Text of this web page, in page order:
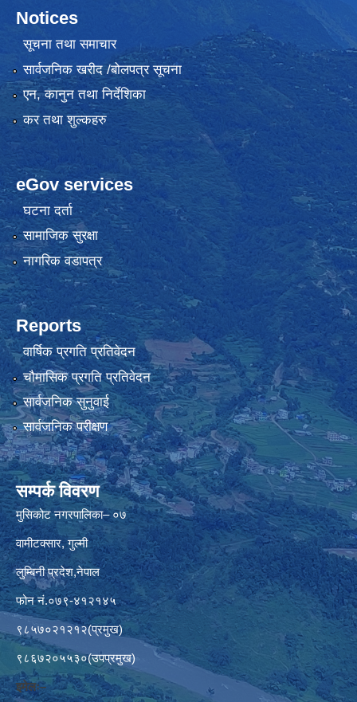
Notices
सूचना तथा समाचार
सार्वजनिक खरीद /बोलपत्र सूचना
एन, कानुन तथा निर्देशिका
कर तथा शुल्कहरु
eGov services
घटना दर्ता
सामाजिक सुरक्षा
नागरिक वडापत्र
Reports
वार्षिक प्रगति प्रतिवेदन
चौमासिक प्रगति प्रतिवेदन
सार्वजनिक सुनुवाई
सार्वजनिक परीक्षण
सम्पर्क विवरण
मुसिकोट नगरपालिका– ०७
वामीटक्सार, गुल्मी
लुम्बिनी प्रदेश,नेपाल
फोन नं.०७९-४१२१४५
९८५७०२१२१२(प्रमुख)
९८६७२०५५३०(उपप्रमुख)
इमेलः–